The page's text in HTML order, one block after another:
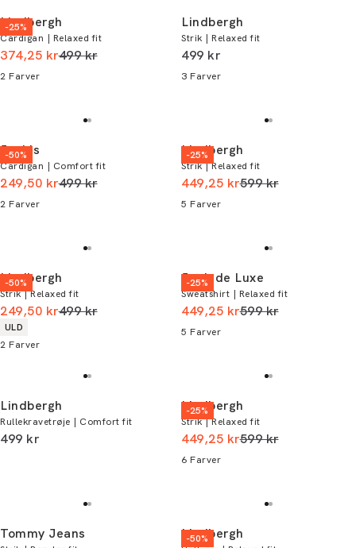
-25%
Lindbergh
Cardigan | Relaxed fit
374,25 krI alt (uden rabat)
499 kr
2 Farver
Lindbergh
Strik | Relaxed fit
I alt (inkl. rabat)
499 kr
3 Farver
-50%
Jack's
Cardigan | Comfort fit
249,50 krI alt (uden rabat)
499 kr
2 Farver
-25%
Lindbergh
Strik | Relaxed fit
449,25 krI alt (uden rabat)
599 kr
5 Farver
-50%
Lindbergh
Strik | Relaxed fit
249,50 krI alt (uden rabat)
499 kr
Produkt egenskaber
ULD
2 Farver
-25%
Junk de Luxe
Sweatshirt | Relaxed fit
449,25 krI alt (uden rabat)
599 kr
5 Farver
Lindbergh
Rullekravetrøje | Comfort fit
I alt (inkl. rabat)
499 kr
-25%
Lindbergh
Strik | Relaxed fit
449,25 krI alt (uden rabat)
599 kr
6 Farver
Tommy Jeans -50%
Lindbergh